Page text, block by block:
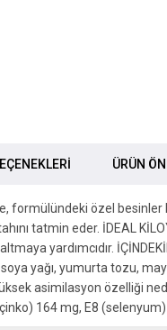
ÜRÜN
özel besinler
tatmin eder. İDEAL
yardımcıdır.
yağı, yumurta tozu,
asimilasyon özelliği
164 mg, E8